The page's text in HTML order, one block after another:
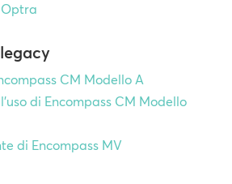
CM Modello A
di Encompass CM Modello
di Encompass MV